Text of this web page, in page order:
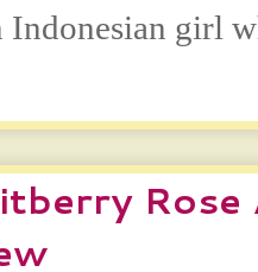
Indonesian girl